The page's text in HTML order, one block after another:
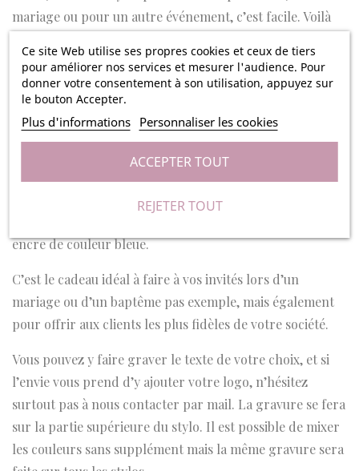
Ce site Web utilise ses propres cookies et ceux de tiers
pour améliorer nos services et mesurer l'audience. Pour
donner votre consentement à son utilisation, appuyez sur
le bouton Accepter.
Plus d'informations Personnaliser les cookies
REJETER TOUT
ACCEPTER TOUT
mariage ou pour un autre événement, c’est facile. Voilà
Fabrique Perso.
D’une grande qualité, ce stylo est fabriqué en métal et il
se décline en de nombreux coloris : rose, bleu, turquoise,
élégantes et ses finitions chromées sauront vous
encre de couleur bleue.
C’est le cadeau idéal à faire à vos invités lors d’un
mariage ou d’un baptême pas exemple, mais également
pour offrir aux clients les plus fidèles de votre société.
Vous pouvez y faire graver le texte de votre choix, et si
l’envie vous prend d’y ajouter votre logo, n’hésitez
surtout pas à nous contacter par mail. La gravure se fera
sur la partie supérieure du stylo. Il est possible de mixer
les couleurs sans supplément mais la même gravure sera